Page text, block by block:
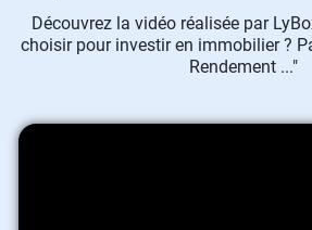
Découvrez la vidéo réalisée par
choisir pour investir en immobilier ?
Rendement ..."